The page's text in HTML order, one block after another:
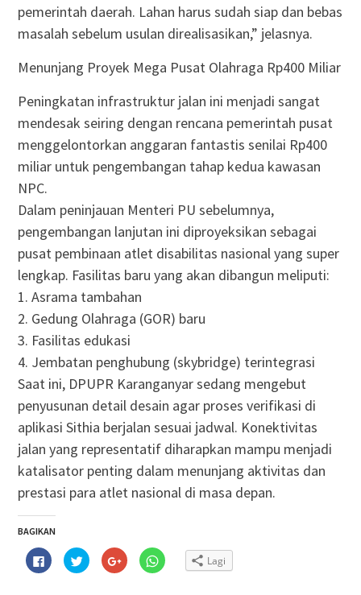
pemerintah daerah. Lahan harus sudah siap dan bebas
masalah sebelum usulan direalisasikan,” jelasnya.
Menunjang Proyek Mega Pusat Olahraga Rp400 Miliar
Peningkatan infrastruktur jalan ini menjadi sangat
mendesak seiring dengan rencana pemerintah pusat
menggelontorkan anggaran fantastis senilai Rp400
miliar untuk pengembangan tahap kedua kawasan
NPC.
Dalam peninjauan Menteri PU sebelumnya,
pengembangan lanjutan ini diproyeksikan sebagai
pusat pembinaan atlet disabilitas nasional yang super
lengkap. Fasilitas baru yang akan dibangun meliputi:
1. Asrama tambahan
2. Gedung Olahraga (GOR) baru
3. Fasilitas edukasi
4. Jembatan penghubung (skybridge) terintegrasi
Saat ini, DPUPR Karanganyar sedang mengebut
penyusunan detail desain agar proses verifikasi di
aplikasi Sithia berjalan sesuai jadwal. Konektivitas
jalan yang representatif diharapkan mampu menjadi
katalisator penting dalam menunjang aktivitas dan
prestasi para atlet nasional di masa depan.
BAGIKAN
Klik
untuk
membagikan
Klik
untuk
berbagi
Klik
untuk
berbagi
Klik
untuk Lagi